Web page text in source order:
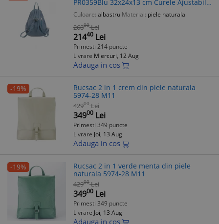
PR0359Blu 32x24x13 cm Curele Ajustabile
Buzunare Multiple
Culoare: albastru Material: piele naturala
26800 Lei
21440 Lei
Primesti 214 puncte
Livrare Miercuri, 12 Aug
Adauga in cos
-19%
Rucsac 2 in 1 crem din piele naturala
5974-28 M11
42900 Lei
34900 Lei
Primesti 349 puncte
Livrare Joi, 13 Aug
Adauga in cos
-19%
Rucsac 2 in 1 verde menta din piele
naturala 5974-28 M11
42900 Lei
34900 Lei
Primesti 349 puncte
Livrare Joi, 13 Aug
Adauga in cos